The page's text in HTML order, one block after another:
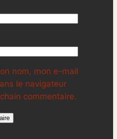
nom, mon e-mail
le navigateur
commentaire.